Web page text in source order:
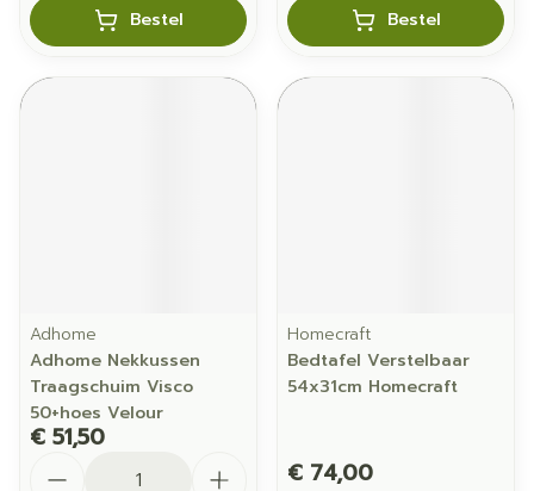
Bestel Bestel
Adhome
Adhome Nekkussen
Traagschuim Visco
50+hoes Velour
€ 51,50
Homecraft
Bedtafel Verstelbaar
54x31cm Homecraft
€ 74,00